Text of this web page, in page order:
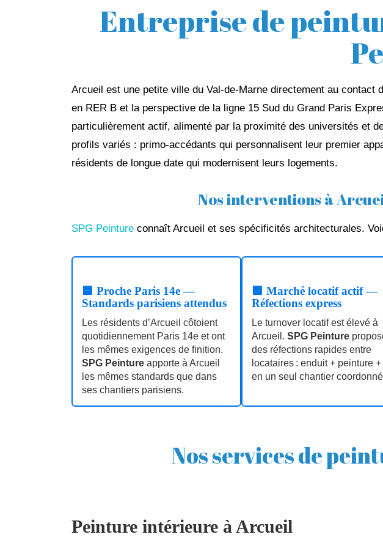
Entreprise de
Arcueil est une petite ville du Val-de-Marne directement au
en RER B et la perspective de la ligne 15 Sud du Grand Paris
particulièrement actif, alimenté par la proximité des universités et
profils variés : primo-accédants qui personnalisent leur premier
résidents de longue date qui modernisent leurs logements.
Nos interventions à
SPG Peinture connaît Arcueil et ses spécificités architecturales.
🟦 Proche Paris 14e —
Standards parisiens attendus
Les résidents d’Arcueil côtoient
quotidiennement Paris 14e et ont
les mêmes exigences de finition.
SPG Peinture apporte à Arcueil
les mêmes standards que dans
ses chantiers parisiens.
🟩 Marché locatif actif —
Réfections express
Le turnover locatif est élevé à
Arcueil. SPG Peinture
des réfections rapides entre
locataires : enduit + peinture +
en un seul chantier
Nos services de
Peinture intérieure à Arcueil